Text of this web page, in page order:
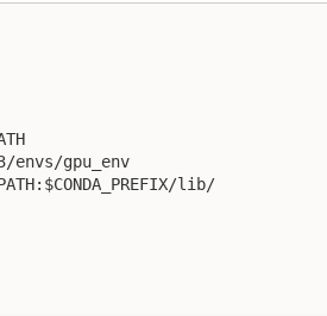
envs/gpu_env
lib/